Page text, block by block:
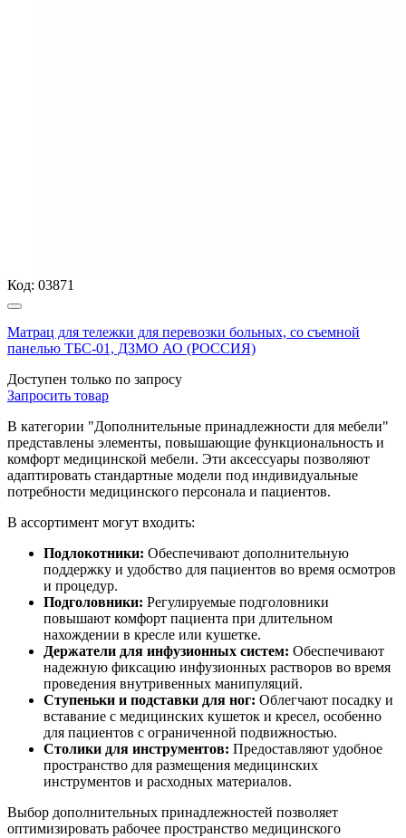
Код: 03871
Матрац для тележки для перевозки больных, со съемной
панелью ТБС-01, ДЗМО АО (РОССИЯ)
Доступен только по запросу
Запросить товар
В категории "Дополнительные принадлежности для мебели"
представлены элементы, повышающие функциональность и
комфорт медицинской мебели. Эти аксессуары позволяют
адаптировать стандартные модели под индивидуальные
потребности медицинского персонала и пациентов.
В ассортимент могут входить:
Подлокотники: Обеспечивают дополнительную
поддержку и удобство для пациентов во время осмотров
и процедур.
Подголовники: Регулируемые подголовники
повышают комфорт пациента при длительном
нахождении в кресле или кушетке.
Держатели для инфузионных систем: Обеспечивают
надежную фиксацию инфузионных растворов во время
проведения внутривенных манипуляций.
Ступеньки и подставки для ног: Облегчают посадку и
вставание с медицинских кушеток и кресел, особенно
для пациентов с ограниченной подвижностью.
Столики для инструментов: Предоставляют удобное
пространство для размещения медицинских
инструментов и расходных материалов.
Выбор дополнительных принадлежностей позволяет
оптимизировать рабочее пространство медицинского